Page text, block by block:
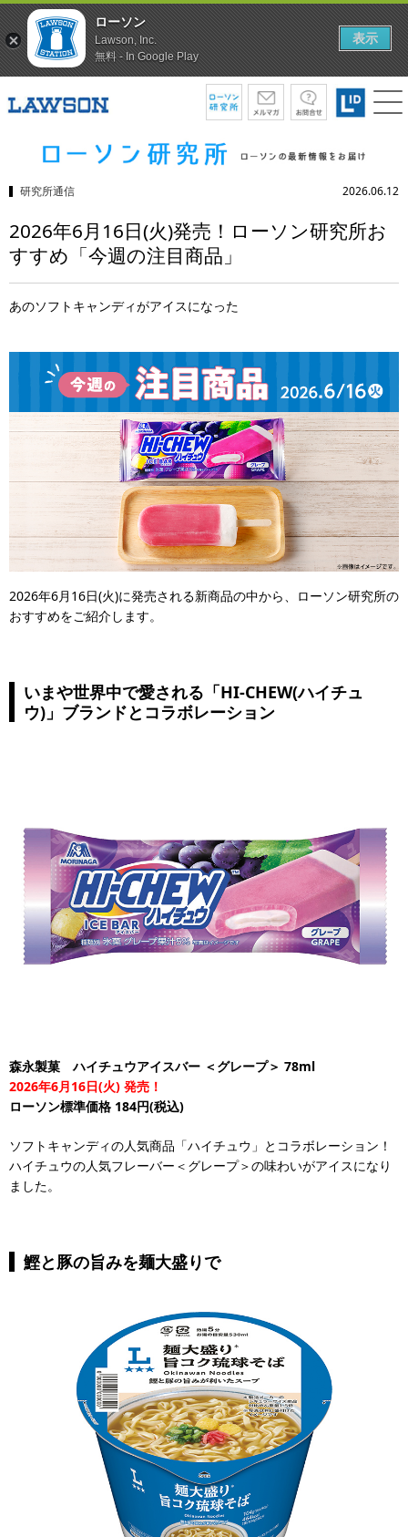
研究所通信 2026.06.12
2026年6月16日(火)発売！ローソン研究所お
すすめ「今週の注目商品」
あのソフトキャンディがアイスになった
2026年6月16日(火)に発売される新商品の中から、ローソン研究所の
おすすめをご紹介します。
いまや世界中で愛される「HI-CHEW(ハイチュ
ウ)」ブランドとコラボレーション
森永製菓 ハイチュウアイスバー ＜グレープ＞ 78ml
2026年6月16日(火) 発売！
ローソン標準価格 184円(税込)
ソフトキャンディの人気商品「ハイチュウ」とコラボレーション！
ハイチュウの人気フレーバー＜グレープ＞の味わいがアイスになり
ました。
鰹と豚の旨みを麺大盛りで
ローソン
Lawson, Inc.
無料 - In Google Play
表示